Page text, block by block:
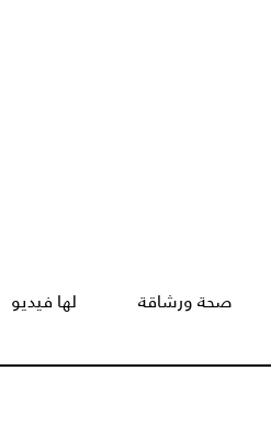
صحة ورشاقة لها فيديو